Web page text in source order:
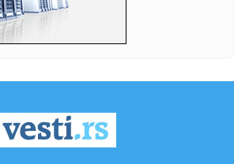
na pet lokacija, najizazovnije u Deliblatskoj
ljudi posjetilo džez festival na Zelenkovcu